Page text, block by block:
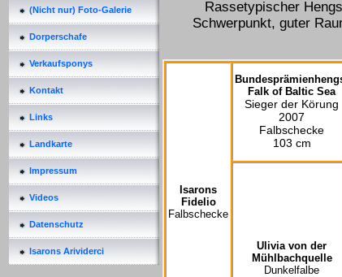
(Nicht nur) Foto-Galerie
Dorperschafe
Verkaufsponys
Kontakt
Links
Landkarte
Impressum
Videos
Datenschutz
Isarons Arividerci
Rassetypischer
Schwerpunkt, guter
Isarons
Fidelio
Falbschecke
Falk of Baltic Sea
Sieger der Körung
2007
Falbschecke
103 cm
Ulivia von der
Mühlbachquelle
Dunkelfalbe